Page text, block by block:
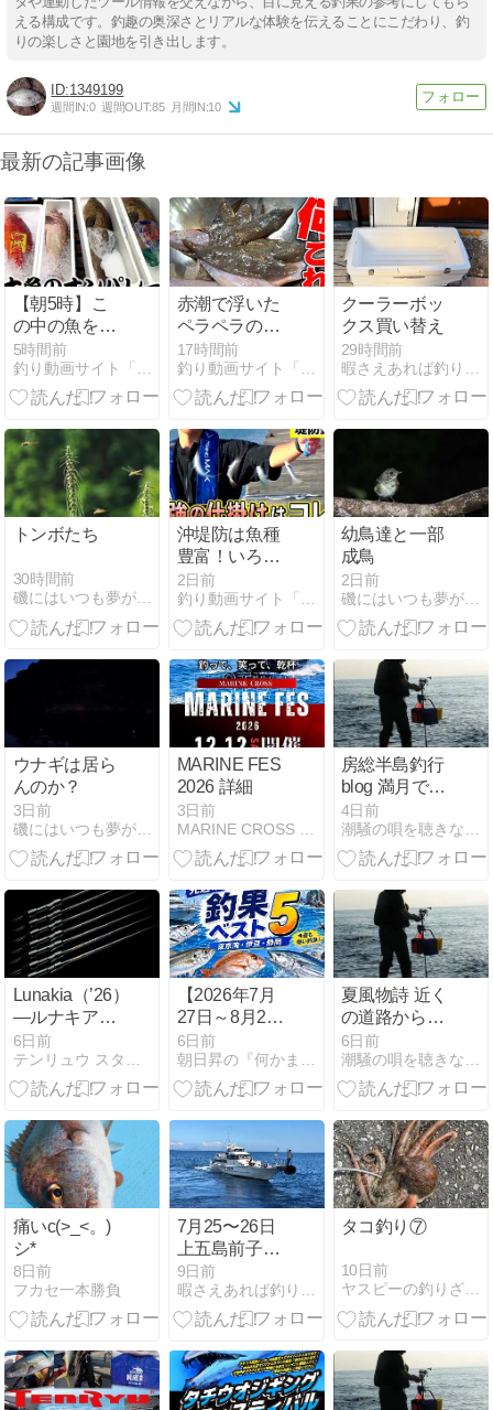
える構成です。釣趣の奥深さとリアルな体験を伝えることにこだわり、釣
りの楽しさと園地を引き出します。
1349199
週間IN:0 週間OUT:85 月間IN:10
最新の記事画像
【朝5時】こ
の中の魚を買
うと思いき
や・・・？
【きまぐれク
5時間前
赤潮で浮いた
ペラペラの魚
が衝撃だった
【釣りいろ
は】
17時間前
クーラーボッ
クス買い替え
29時間前
トンボたち
30時間前
磯にはいつも夢がある
沖堤防は魚種
豊富！いろん
な釣りを楽し
もう！【四季
の釣り】
2日前
幼鳥達と一部
成鳥
2日前
磯にはいつも夢がある
ウナギは居ら
んのか？
3日前
磯にはいつも夢がある
MARINE FES
2026 詳細
3日前
房総半島釣行
blog 満月でも
流れ星が見え
た yoasobi
4日前
Lunakia（’26）
―ルナキア―
フルモデルチ
ェンジ
6日前
【2026年7月
27日～8月2
日】先週の釣
果ベスト5｜
カンパチ
メイカ200杯
超・シロギス
315匹
6日前
夏風物詩 近く
の道路から見
る市民納涼花
火
6日前
痛いc(>_<。)
シ*
8日前
フカセ一本勝負
7月25〜26日
上五島前子島
涛竿崎での夜
釣り
9日前
暇さえあれば釣りに行こう
タコ釣り⑦
10日前
ヤスピーの釣りざんまい